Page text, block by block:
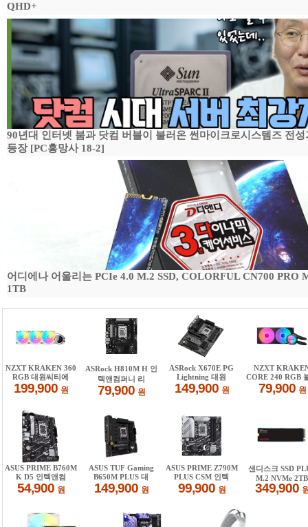
QHD+
90년대 인터넷 붐과 닷컴 버블이 불러온 썬마이크로시스템즈 전
등장 [PC흥망사 18-2]
어디에나 어울리는 PCIe 4.0 M.2 SSD, COLORFUL CN700 PRO
1TB